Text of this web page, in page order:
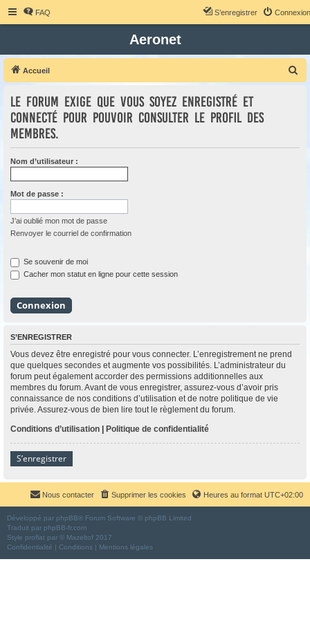
FAQ Connexion
S’enregistrer
Aeronet
Accueil
Le forum exige que vous soyez enregistré et
connecté pour pouvoir consulter le profil des
membres.
Nom d’utilisateur :
Mot de passe :
J’ai oublié mon mot de passe
Renvoyer le courriel de confirmation
Se souvenir de moi
Cacher mon statut en ligne pour cette session
S’ENREGISTRER
Vous devez être enregistré pour vous connecter. L’enregistrement ne prend
que quelques secondes et augmente vos possibilités. L’administrateur du
forum peut également accorder des permissions additionnelles aux
membres du forum. Avant de vous enregistrer, assurez-vous d’avoir pris
connaissance de nos conditions d’utilisation et de notre politique de vie
privée. Assurez-vous de bien lire tout le règlement du forum.
Conditions d’utilisation | Politique de confidentialité
S’enregistrer
Heures au format UTC+02:00
Supprimer les cookies
Nous contacter
Développé par phpBB® Forum Software © phpBB Limited
Traduit par phpBB-fr.com
Style proflat par © Mazeltof 2017
Confidentialité | Conditions | Mentions légales